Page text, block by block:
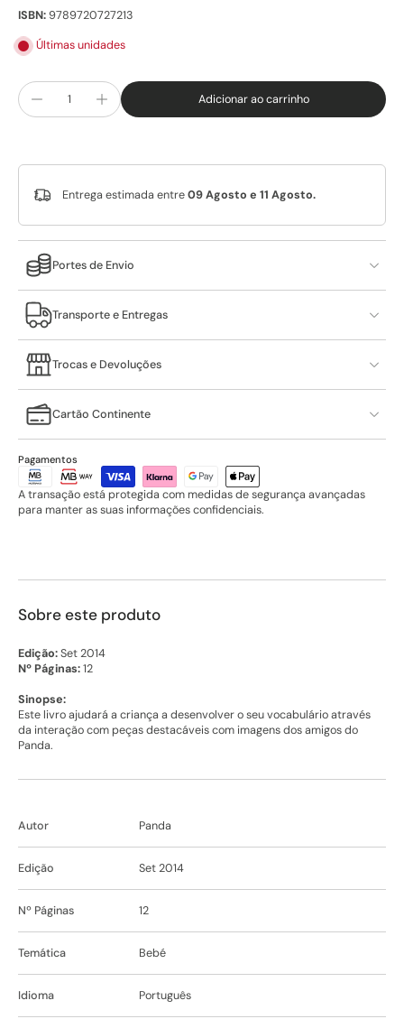
ISBN:9789720727213
Últimas unidades
Adicionar ao carrinho
Entrega estimada entre09 Agosto e 11 Agosto.
Portes de Envio
Transporte e Entregas
Trocas e Devoluções
Cartão Continente
Pagamentos
A transação está protegida com medidas de segurança avançadas
para manter as suas informações confidenciais.
Sobre este produto
Edição:Set 2014
Nº Páginas:12
Sinopse:
Este livro ajudará a criança a desenvolver o seu vocabulário através
da interação com peças destacáveis com imagens dos amigos do
Panda.
Autor Panda
Edição Set 2014
Nº Páginas 12
Temática Bebé
Idioma Português